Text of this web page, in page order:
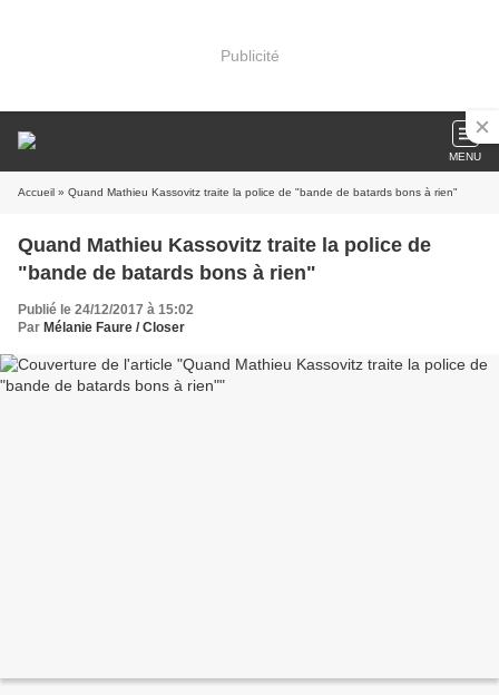
Publicité
MENU
Accueil » Quand Mathieu Kassovitz traite la police de "bande de batards bons à rien"
Quand Mathieu Kassovitz traite la police de
"bande de batards bons à rien"
Publié le 24/12/2017 à 15:02
Par Mélanie Faure / Closer